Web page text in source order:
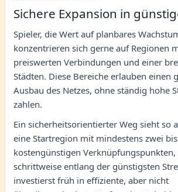
Sichere Expansion in
Spieler, die Wert auf planbares
konzentrieren sich gerne auf Regionen
preiswerten Verbindungen und einer
Städten. Diese Bereiche erlauben einen
Ausbau des Netzes, ohne ständig hohe
zahlen.
Ein sicherheitsorientierter Weg sieht so
eine Startregion mit mindestens zwei
kostengünstigen
schrittweise entlang der günstigsten
investierst früh in effiziente, aber nicht